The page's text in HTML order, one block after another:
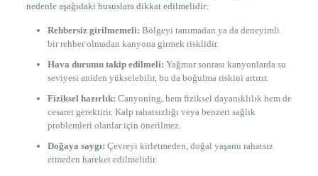
nedenle aşağıdaki hususlara dikkat edilmelidir:
Rehbersiz girilmemeli: Bölgeyi tanımadan ya da deneyimli
bir rehber olmadan kanyona girmek risklidir.
Hava durumu takip edilmeli: Yağmur sonrası kanyonlarda su
seviyesi aniden yükselebilir, bu da boğulma riskini artırır.
Fiziksel hazırlık: Canyoning, hem fiziksel dayanıklılık hem de
cesaret gerektirir. Kalp rahatsızlığı veya benzeri sağlık
problemleri olanlar için önerilmez.
Doğaya saygı: Çevreyi kirletmeden, doğal yaşamı rahatsız
etmeden hareket edilmelidir.